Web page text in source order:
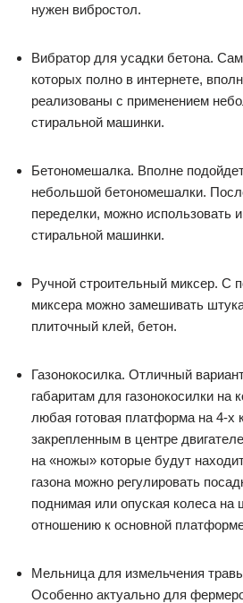
нужен вибростол.
Вибратор для усадки бетона.
которых полно в интернете,
реализованы с применением
стиральной машинки.
Бетономешалка. Вполне
небольшой бетономешалки.
переделки, можно использовать
стиральной машинки.
Ручной строительный миксер. С
миксера можно замешивать
плиточный клей, бетон.
Газонокосилка. Отличный
габаритам для газонокосилки на
любая готовая платформа на 4-х
закрепленным в центре
на «ножы» которые будут
газона можно регулировать
поднимая или опуская колеса на
отношению к основной
Мельница для измельчения
Особенно актуально для